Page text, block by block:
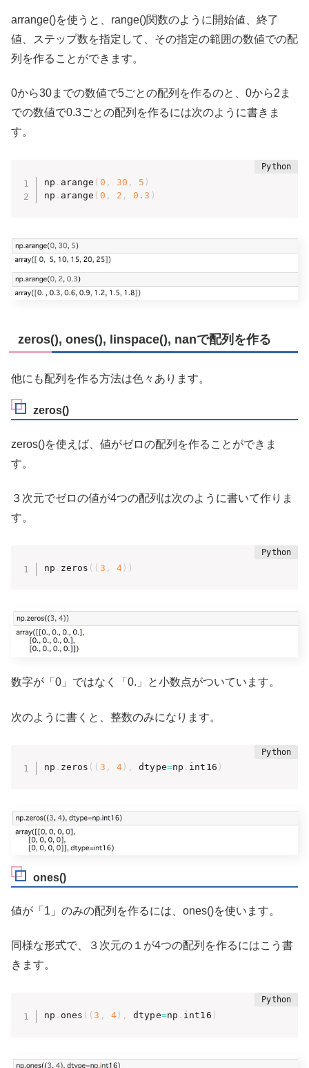
arrange()を使うと、range()関数のように開始値、終了
値、ステップ数を指定して、その指定の範囲の数値での配
列を作ることができます。
0から30までの数値で5ごとの配列を作るのと、0から2ま
での数値で0.3ごとの配列を作るには次のように書きま
す。
np . arange ( 0 , 30 , 5 )
np . arange ( 0 , 2 , 0.3 )
zeros(), ones(), linspace(), nanで配列を作る
他にも配列を作る方法は色々あります。
zeros()
zeros()を使えば、値がゼロの配列を作ることができま
す。
３次元でゼロの値が4つの配列は次のように書いて作りま
す。
np . zeros ( ( 3 , 4) )
数字が「0」ではなく「0.」と小数点がついています。
次のように書くと、整数のみになります。
np . zeros ( ( 3 , 4) , dtype=np . int16 )
ones()
値が「1」のみの配列を作るには、ones()を使います。
同様な形式で、３次元の１が4つの配列を作るにはこう書
きます。
np . ones ( ( 3 , 4) , dtype=np . int16 )